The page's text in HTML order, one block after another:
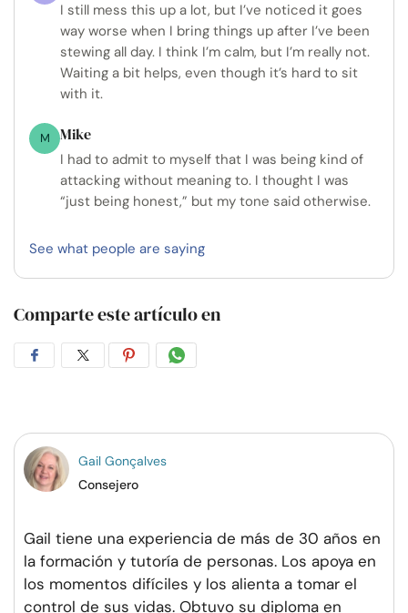
I still mess this up a lot, but I’ve noticed it goes
way worse when I bring things up after I’ve been
stewing all day. I think I’m calm, but I’m really not.
Waiting a bit helps, even though it’s hard to sit
with it.
M Mike
I had to admit to myself that I was being kind of
attacking without meaning to. I thought I was
“just being honest,” but my tone said otherwise.
See what people are saying
Comparte este artículo en
CompartirCompartirCompartirCompartir
Gail Gonçalves
Consejero
Gail tiene una experiencia de más de 30 años en
la formación y tutoría de personas. Los apoya en
los momentos difíciles y los alienta a tomar el
control de sus vidas. Obtuvo su diploma en